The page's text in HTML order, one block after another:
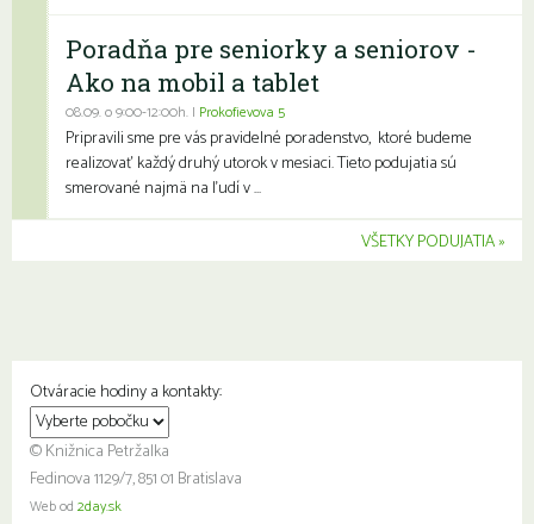
Poradňa pre seniorky a seniorov -
Ako na mobil a tablet
08.09. o 9:00-12:00h. | Prokofievova 5
Pripravili sme pre vás pravidelné poradenstvo, ktoré budeme
realizovať každý druhý utorok v mesiaci. Tieto podujatia sú
smerované najmä na ľudí v ...
VŠETKY PODUJATIA
Otváracie hodiny a kontakty:
© Knižnica Petržalka
Fedinova 1129/7, 851 01 Bratislava
Web od 2day.sk